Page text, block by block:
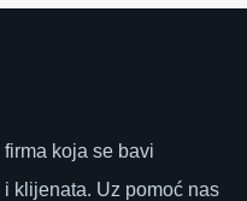
firma koja se bavi
klijenata. Uz pomoć nas